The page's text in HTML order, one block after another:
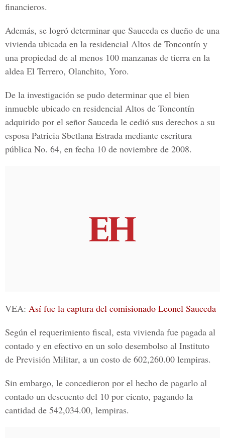
financieros.
Además, se logró determinar que Sauceda es dueño de una
vivienda ubicada en la residencial Altos de Toncontín y
una propiedad de al menos 100 manzanas de tierra en la
aldea El Terrero, Olanchito, Yoro.
De la investigación se pudo determinar que el bien
inmueble ubicado en residencial Altos de Toncontín
adquirido por el señor Sauceda le cedió sus derechos a su
esposa Patricia Sbetlana Estrada mediante escritura
pública No. 64, en fecha 10 de noviembre de 2008.
VEA: Así fue la captura del comisionado Leonel Sauceda
Según el requerimiento fiscal, esta vivienda fue pagada al
contado y en efectivo en un solo desembolso al Instituto
de Previsión Militar, a un costo de 602,260.00 lempiras.
Sin embargo, le concedieron por el hecho de pagarlo al
contado un descuento del 10 por ciento, pagando la
cantidad de 542,034.00, lempiras.